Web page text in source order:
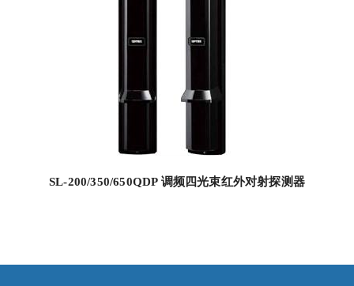
SL-200/350/650QDP 调频四光束红外对射探测器